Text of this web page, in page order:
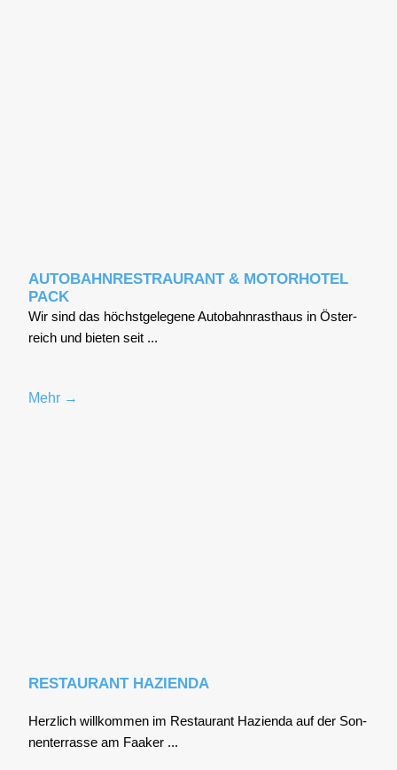
AUTOBAHNRESTRAURANT & MOTORHOTEL
PACK
Wir sind das höchst­ge­le­ge­ne Auto­bahn­r­ast­haus in Öster­
reich und bie­ten seit ...
Mehr →
RESTAURANT HAZIENDA
Herz­lich will­kom­men im Restau­rant Hazi­en­da auf der Son­
nen­ter­ras­se am Faa­ker ...